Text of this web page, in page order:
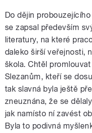
Do dějin
se zapsal především
literatury, na které
daleko širší veřejnosti,
škola. Chtěl
Slezanům, kteří se
tak slavná byla ještě
zneuznána, že se
jak namísto ní zavést
Byla to podivná